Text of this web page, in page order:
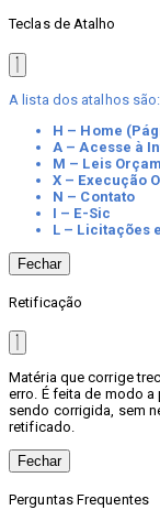
Teclas de Atalho
A lista dos atalhos são:
H – Home
A – Acesse à
M – Leis
X – Execução
N – Contato
I – E-Sic
L – Licitações
Fechar
Retificação
Matéria que corrige
erro. É feita de modo
sendo corrigida, sem
retificado.
Fechar
Perguntas Frequentes